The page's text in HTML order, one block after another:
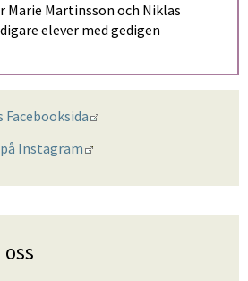
Martinsson och Niklas
elever med gedigen
Instagram